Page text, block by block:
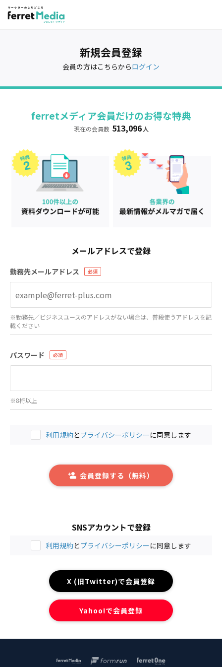
新規会員登録
会員の方はこちらからログイン
ferretメディア会員だけのお得な特典
現在の会員数 513,096 人
SNSアカウントで登録
利用規約とプライバシーポリシーに同意します
X (旧Twitter)で会員登録
Yahoo!で会員登録
メールアドレスで登録
勤務先メールアドレス
※勤務先／ビジネスユースのアドレスがない場合は、普段使うアドレスを記
載ください
パスワード
※8桁以上
利用規約とプライバシーポリシーに同意します
会員登録する（無料）